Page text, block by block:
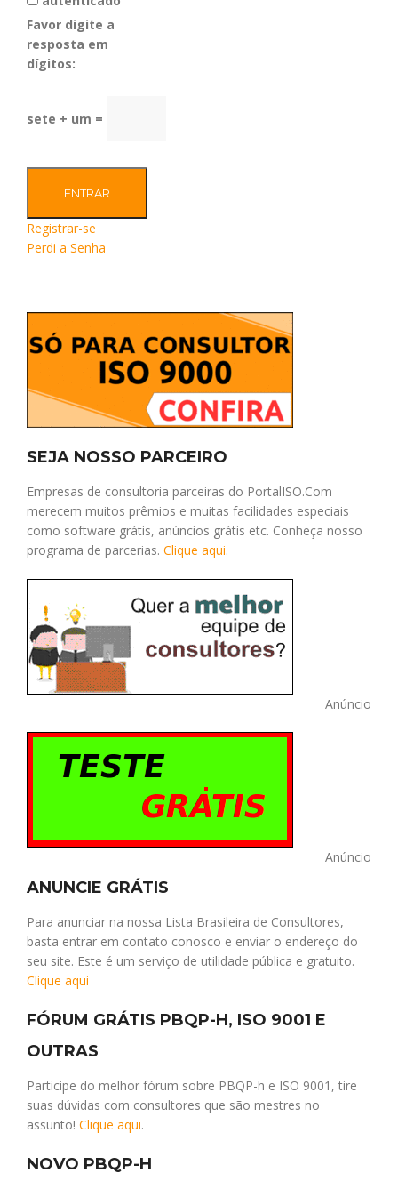
Favor digite a
resposta em
dígitos:
sete + um =
ENTRAR
Registrar-se
Perdi a Senha
SEJA NOSSO PARCEIRO
Empresas de consultoria parceiras do PortalISO.Com
merecem muitos prêmios e muitas facilidades especiais
como software grátis, anúncios grátis etc. Conheça nosso
programa de parcerias. Clique aqui.
Anúncio
Anúncio
ANUNCIE GRÁTIS
Para anunciar na nossa Lista Brasileira de Consultores,
basta entrar em contato conosco e enviar o endereço do
seu site. Este é um serviço de utilidade pública e gratuito.
Clique aqui
FÓRUM GRÁTIS PBQP-H, ISO 9001 E
OUTRAS
Participe do melhor fórum sobre PBQP-h e ISO 9001, tire
suas dúvidas com consultores que são mestres no
assunto! Clique aqui.
NOVO PBQP-H